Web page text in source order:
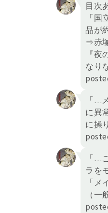
目次
「
品が
⇒赤
『夜
なり
「…
に異
に操
「…
ラを
「
（